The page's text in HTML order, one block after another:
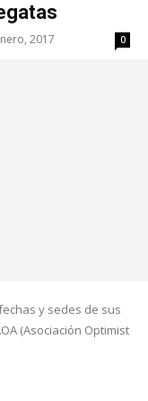
2017 0
y sedes de sus
(Asociación Optimist